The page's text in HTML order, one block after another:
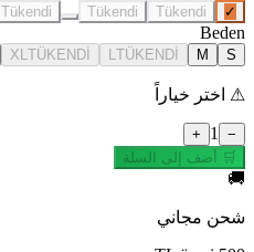
✓
Tükendi
Tükendi
Tükendi
Beden
S
M
TÜKENDİ
XL TÜKENDİ
⚠ اختر خياراً
−
1
+
🛒 أضف إلى السلة
🚚
شحن مجاني